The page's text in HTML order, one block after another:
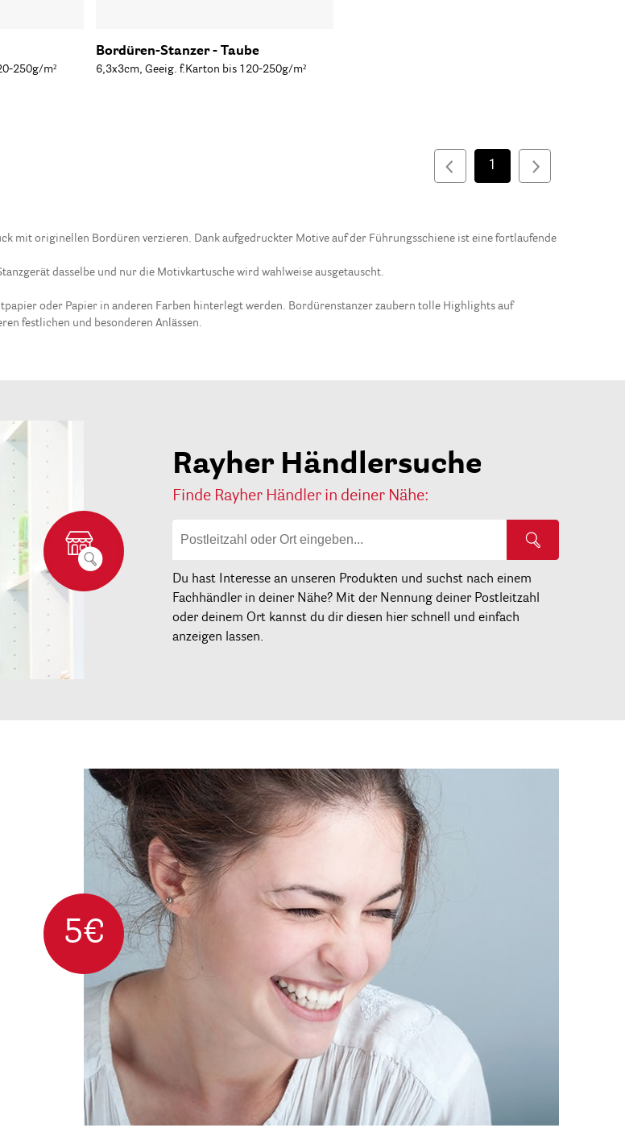
250g/m²
Bordüren-Stanzer - Taube
6,3x3cm, Geeig. f.Karton bis 120-250g/m²
1
mit originellen Bordüren verzieren. Dank aufgedruckter Motive auf der Führungsschiene ist eine fortlaufende
dasselbe und nur die Motivkartusche wird wahlweise ausgetauscht.
oder Papier in anderen Farben hinterlegt werden. Bordürenstanzer zaubern tolle Highlights auf
festlichen und besonderen Anlässen.
Rayher Händlersuche
Finde Rayher Händler in deiner Nähe:
Du hast Interesse an unseren Produkten und suchst nach einem
Fachhändler in deiner Nähe? Mit der Nennung deiner Postleitzahl
oder deinem Ort kannst du dir diesen hier schnell und einfach
anzeigen lassen.
5€